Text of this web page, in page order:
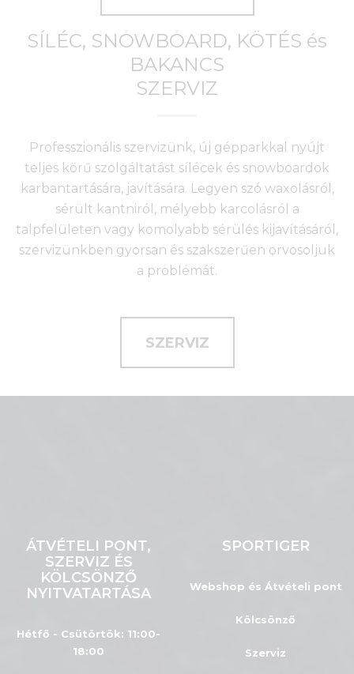
SÍLÉC, SNOWBOARD, KÖTÉS és
BAKANCS
SZERVIZ
Professzionális szervizünk, új gépparkkal nyújt
teljes körű szolgáltatást sílécek és snowboardok
karbantartására, javítására. Legyen szó waxolásról,
sérült kantniról, mélyebb karcolásról a
talpfelületen vagy komolyabb sérülés kijavításáról,
szervizünkben gyorsan és szakszerűen orvosoljuk
a problémát.
SZERVIZ
ÁTVÉTELI PONT,
SZERVIZ ÉS
KÖLCSÖNZŐ
NYITVATARTÁSA
Hétfő - Csütörtök: 11:00-
18:00
SPORTIGER
Webshop és Átvételi pont
Kölcsönző
Szerviz